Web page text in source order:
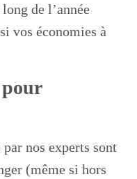
de l’année
vos économies à
pour
par nos experts sont
(même si hors